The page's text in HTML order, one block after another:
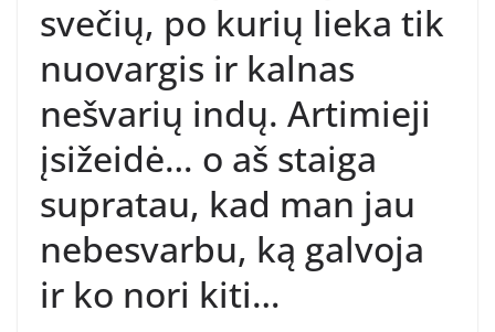
svečių, po kurių lieka tik
nuovargis ir kalnas
nešvarių indų. Artimieji
įsižeidė… o aš staiga
supratau, kad man jau
nebesvarbu, ką galvoja
ir ko nori kiti…